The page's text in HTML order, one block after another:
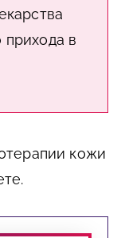
прихода в
кожи